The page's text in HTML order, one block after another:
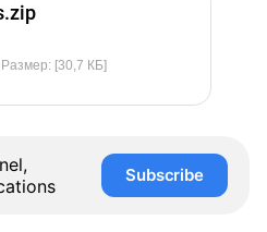
Размер: [30,7 КБ]
Subscribe